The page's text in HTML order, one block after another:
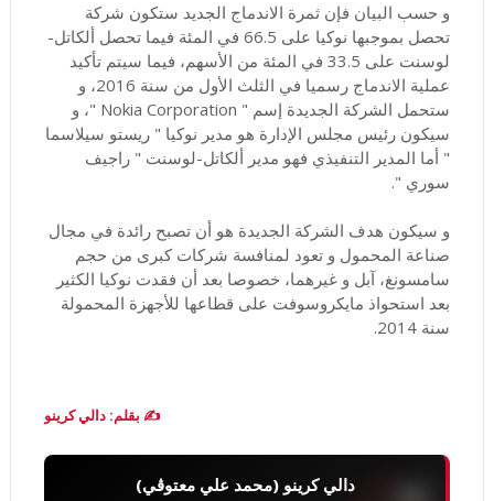
و حسب البيان فإن ثمرة الاندماج الجديد ستكون شركة
تحصل بموجبها نوكيا على 66.5 في المئة فيما تحصل ألكاتل-
لوسنت على 33.5 في المئة من الأسهم، فيما سيتم تأكيد
عملية الاندماج رسميا في الثلث الأول من سنة 2016، و
ستحمل الشركة الجديدة إسم " Nokia Corporation "، و
سيكون رئيس مجلس الإدارة هو مدير نوكيا " ریستو سیلاسما
" أما المدير التنفيذي فهو مدير ألكاتل-لوسنت " راجيف
سوري ".
و سيكون هدف الشركة الجديدة هو أن تصبح رائدة في مجال
صناعة المحمول و تعود لمنافسة شركات كبرى من حجم
سامسونغ، آبل و غيرهما، خصوصا بعد أن فقدت نوكيا الكثير
بعد استحواذ مايكروسوفت على قطاعها للأجهزة المحمولة
سنة 2014.
✍️ بقلم: دالي كرينو
دالي كرينو (محمد علي معتوڨي)